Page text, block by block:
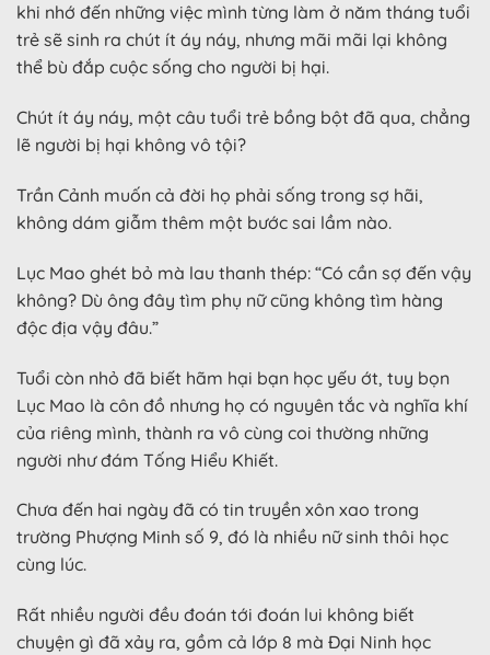
khi nhớ đến những việc mình từng làm ở năm tháng tuổi
trẻ sẽ sinh ra chút ít áy náy, nhưng mãi mãi lại không
thể bù đắp cuộc sống cho người bị hại.
Chút ít áy náy, một câu tuổi trẻ bồng bột đã qua, chẳng
lẽ người bị hại không vô tội?
Trần Cảnh muốn cả đời họ phải sống trong sợ hãi,
không dám giẫm thêm một bước sai lầm nào.
Lục Mao ghét bỏ mà lau thanh thép: “Có cần sợ đến vậy
không? Dù ông đây tìm phụ nữ cũng không tìm hàng
độc địa vậy đâu.”
Tuổi còn nhỏ đã biết hãm hại bạn học yếu ớt, tuy bọn
Lục Mao là côn đồ nhưng họ có nguyên tắc và nghĩa khí
của riêng mình, thành ra vô cùng coi thường những
người như đám Tống Hiểu Khiết.
Chưa đến hai ngày đã có tin truyền xôn xao trong
trường Phượng Minh số 9, đó là nhiều nữ sinh thôi học
cùng lúc.
Rất nhiều người đều đoán tới đoán lui không biết
chuyện gì đã xảy ra, gồm cả lớp 8 mà Đại Ninh học